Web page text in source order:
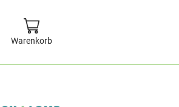
Warenkorb